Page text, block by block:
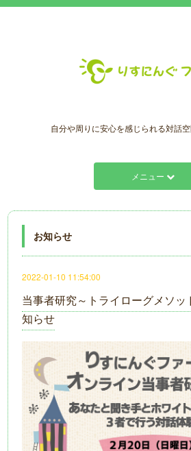
自分や周りに安心を感じられる対話
メニュー
お知らせ
2022-01-10 11:54:00
当事者研究～トライローグメソッ
知らせ